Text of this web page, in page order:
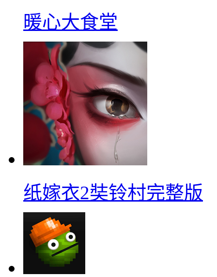
暖心大食堂
纸嫁衣2奘铃村完整版